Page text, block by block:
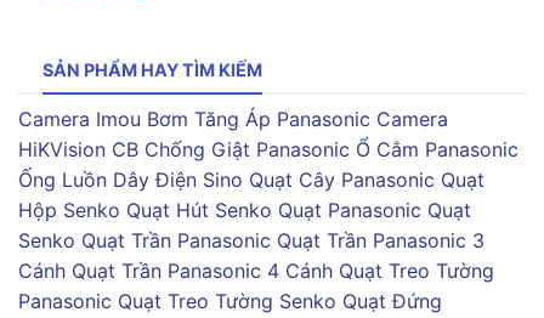
SẢN PHẨM HAY TÌM KIẾM
Camera Imou Bơm Tăng Áp Panasonic Camera
HiKVision CB Chống Giật Panasonic Ổ Cắm Panasonic
Ống Luồn Dây Điện Sino Quạt Cây Panasonic Quạt
Hộp Senko Quạt Hút Senko Quạt Panasonic Quạt
Senko Quạt Trần Panasonic Quạt Trần Panasonic 3
Cánh Quạt Trần Panasonic 4 Cánh Quạt Treo Tường
Panasonic Quạt Treo Tường Senko Quạt Đứng